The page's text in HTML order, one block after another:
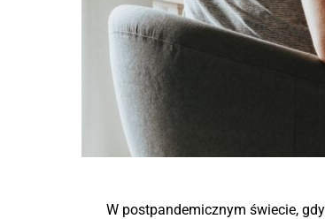
W postpandemicznym świecie,